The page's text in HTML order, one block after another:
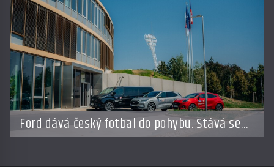
Ford dává český fotbal do pohybu. Stává se
novým partnerem FAČR